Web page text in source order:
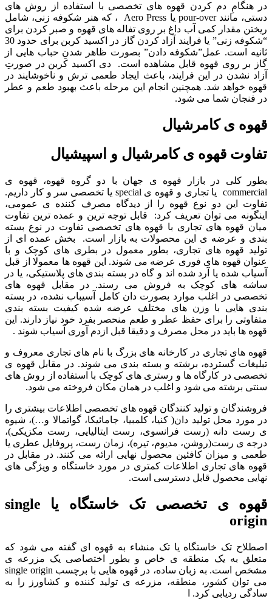
در هنگامِ دم کردن قهوه های تخصصی با استفاده از روش های
دستی، مانند pour-over یا Aero Press ، که هنر شکوفه زنی، شامل
ریختن مقدار کمی آب داغ بر روی تفاله های قهوه و صبر کردن برای
“شکوفه زنی” یا فرایند آزاد کردن گاز در اکسید کربن برای حدود 30
ثانیه است. عمل”شکوفه دادن” بصورت ظاهر شدنِ حباب هایی از
گاز بر روی قهوه قابل مشاهده است. دی اکسید کربن در صورتِ
آزاد نشدن در این فرایند، باعث ایجاد طعمی ترش و ناخوشایند در
قهوه خواهد شد. همچنین انجام این مرحله باعث بهبود طعم و عطر
در فنجان شما می شود.
قهوه ی کامرشیال
تفاوت قهوه ی کامرشیال و اسپیشیال
بطور کلی در بازار قهوه ی جهان با دو گروه قهوه، قهوه ی
commercial یا تجاری و قهوه ی special یا تخصصی سر و کار داریم.
تفاوت این دو نوع قهوه را از دیدگاه مصرف کننده ی عمومی،
اینگونه می توان تعریف کرد: قابل توجه ترین و عمده ترین تفاوت
میان قهوه های تجاری با قهوه های تخصصی تفاوت در نوع بسته
بندی و عرضه ی این محصولات به بازار است. بخش عمده ای از
تولید قهوه های تجاری، بطور معمول در بطری های کوچک و با
عنوان قهوه های فوری عرضه می شوند. این قهوه ها معمولا از قبل
آسیاب شده یا آرد شده اند و گاه در بسته بندی های پلاستیکی، یا در
ساشه های کوچک به فروش می رسند. در مقابل قهوه های
تخصصی در اغلب موارد بصورت دان کامل آسیباب نشده، در بسته
بندی هایی با وزن های مختلف عرضه شده کیفیت بسته بندی
متفاوتی را برای حفظ عطر و طعم منحصر بفرد خود نیاز دارند. این
قهوه ها باید در محل مصرف و دقیقا قبل ازدم آوری آسیاب شوند .
قهوه های تجاری در کارخانه های بزرگ با نام های تجاری معروف و
تبلیغات گسترده، برشته و بسته بندی می شوند. در مقابل قهوه ی
تخصصی در کارگاه ها و رستری های کوچک با استفاده از روش های
سنتی برشته می شود و اغلب در همان مکان فروخته می شود.
فروشندگان و تولید کنندگان قهوه های تخصصی اطلاعات بیشتری را
در مورد محل تولید دان( کنیا، کلمبیا، جامائیکا، گواتمالا و…)، شیوه
ی رست دانه (رست فرانسوی، رست ایتالیایی، رست مکزیکی)،
درجه ی رست(روشن، مدیوم، تیره)، زمان رست، پروفایل عطری یا
طعمی و میزان کافئین محصول نهایی ارائه می کنند. در مقابل در
قهوه های تجاری اطلاعات کمتری در مورد خاستگاه و ویژگی های
نهایی محصول قابل دسترسی است.
قهوه ی تخصصی تک خاستگاه یا single
origin
اصطلاح تک خاستگاه یا تک منشاء به قهوه ای گفته می شود که
متعلق به یک منطقه ی خاص و بطور اختصاصی یک مزرعه ی
مشخص است. به زبان ساده، در قهوه هایی با برچسب single origin
می توان کشور، منطقه، مزرعه ی تولید کننده و کشاورز را به
سادگی ردیابی کرد. ا